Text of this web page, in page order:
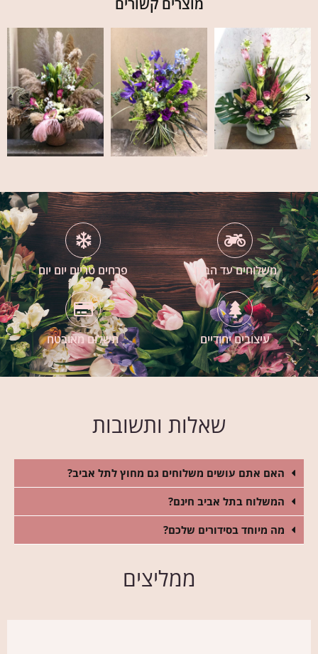
מוצרים קשורים
משלוחים עד הבית פרחים טריים יום יום
עיצובים יחודיים תשלום מאובטח
שאלות ותשובות
האם אתם עושים משלוחים גם מחוץ לתל אביב?
המשלוח בתל אביב חינם?
מה מיוחד בסידורים שלכם?
ממליצים